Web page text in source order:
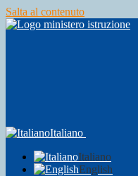
Salta al contenuto
Italiano
Italiano
English